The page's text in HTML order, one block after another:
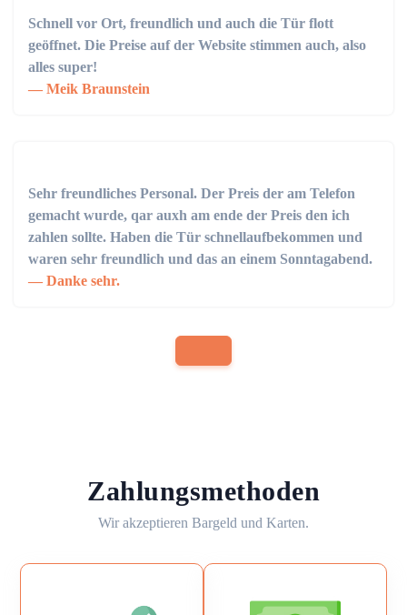
Schnell vor Ort, freundlich und auch die Tür flott
geöffnet. Die Preise auf der Website stimmen auch, also
alles super!
Meik Braunstein
Sehr freundliches Personal. Der Preis der am Telefon
gemacht wurde, qar auxh am ende der Preis den ich
zahlen sollte. Haben die Tür schnellaufbekommen und
waren sehr freundlich und das an einem Sonntagabend.
Danke sehr.
Zahlungsmethoden
Wir akzeptieren Bargeld und Karten.